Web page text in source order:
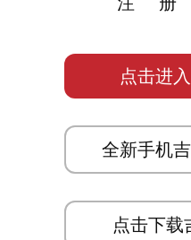
点击进
全新手机
点击下载